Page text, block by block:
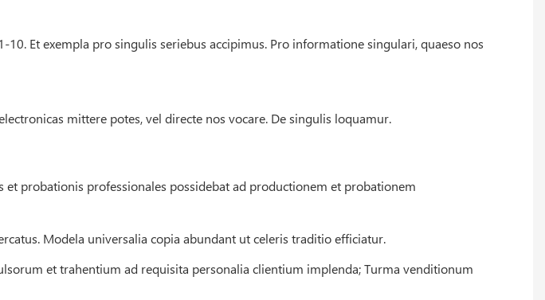
Et exempla pro singulis seriebus accipimus. Pro informatione singulari, quaeso nos
mittere potes, vel directe nos vocare. De singulis loquamur.
probationis professionales possidebat ad productionem et probationem
Modela universalia copia abundant ut celeris traditio efficiatur.
et trahentium ad requisita personalia clientium implenda; Turma venditionum